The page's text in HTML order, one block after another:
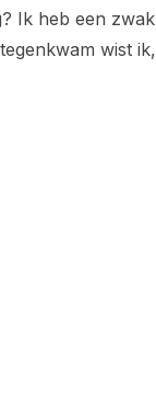
Ik heb een zwak
wist ik,